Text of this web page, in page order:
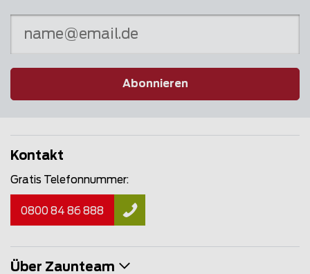
Abonnieren
Kontakt
Gratis Telefonnummer:
0800 84 86 888
Über Zaunteam